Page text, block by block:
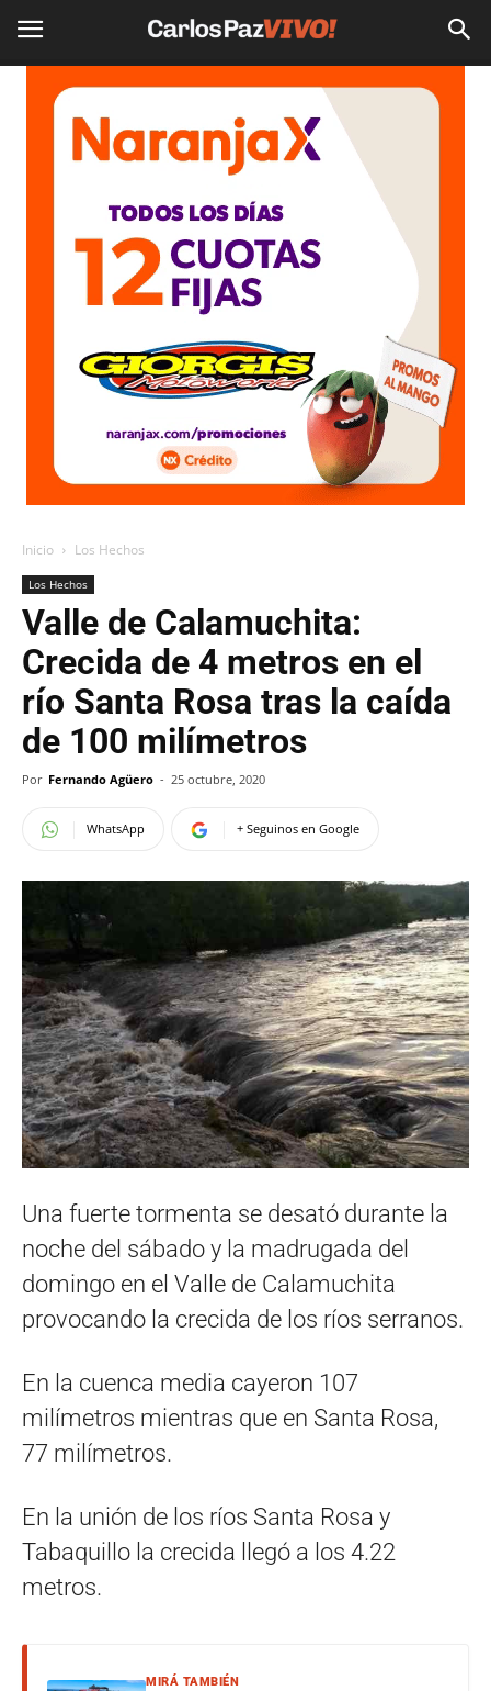
Inicio Los Hechos
Los Hechos
Valle de Calamuchita:
Crecida de 4 metros en el
río Santa Rosa tras la caída
de 100 milímetros
Por Fernando Agüero - 25 octubre, 2020
WhatsApp + Seguinos en Google
Una fuerte tormenta se desató durante la
noche del sábado y la madrugada del
domingo en el Valle de Calamuchita
provocando la crecida de los ríos serranos.
En la cuenca media cayeron 107
milímetros mientras que en Santa Rosa,
77 milímetros.
En la unión de los ríos Santa Rosa y
Tabaquillo la crecida llegó a los 4.22
metros.
MIRÁ TAMBIÉN